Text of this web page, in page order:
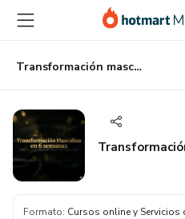
principal
página
de
página
Transformación masculina en 6 semanas
Formato: Cursos online y Servicios